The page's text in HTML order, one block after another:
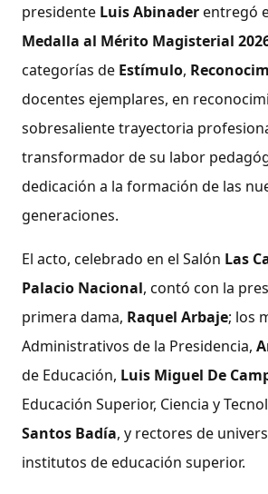
presidente Luis Abinaderentregó
Medalla al Mérito Magisterial
categorías de Estímulo,
docentes ejemplares, en
sobresaliente trayectoria
transformador de su labor
dedicación a la formación de las
generaciones.
El acto, celebrado en el Salón Las
Palacio Nacional, contó con la
primera dama, Raquel Arbaje; los
Administrativos de la Presidencia,
de Educación, Luis Miguel De
Educación Superior, Ciencia y
Santos Badía, y rectores de
institutos de educación superior.